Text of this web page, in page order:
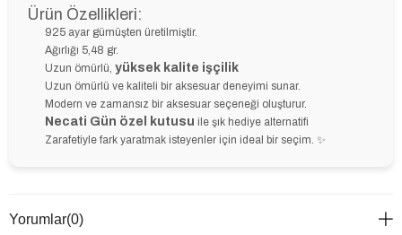
Ürün Özellikleri:
925 ayar gümüşten üretilmiştir.
Ağırlığı 5,48 gr.
Uzun ömürlü, yüksek kalite işçilik
Uzun ömürlü ve kaliteli bir aksesuar deneyimi sunar.
Modern ve zamansız bir aksesuar seçeneği oluşturur.
Necati Gün özel kutusu ile şık hediye alternatifi
Zarafetiyle fark yaratmak isteyenler için ideal bir seçim. ✨
Yorumlar(0)